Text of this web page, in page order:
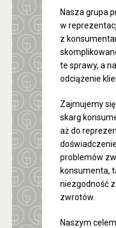
Nasza grupa
w
z
te sprawy, a
odciążenie
Zajmujemy
skarg
aż do
problemów
konsumenta,
niezgodność
zwrotów.
Naszym